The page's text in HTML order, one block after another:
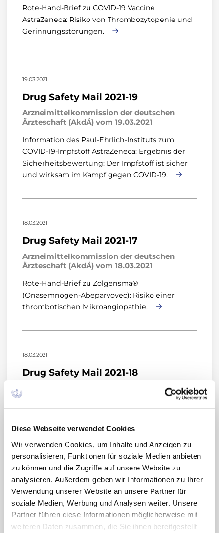
Diese Webseite verwendet Cookies
Wir verwenden Cookies, um Inhalte und Anzeigen zu
personalisieren, Funktionen für soziale Medien anbieten
zu können und die Zugriffe auf unsere Website zu
analysieren. Außerdem geben wir Informationen zu Ihrer
Verwendung unserer Website an unsere Partner für
soziale Medien, Werbung und Analysen weiter. Unsere
Partner führen diese Informationen möglicherweise mit
weiteren Daten zusammen, die Sie ihnen bereitgestellt
Rote-Hand-Brief zu COVID-19 Vaccine
AstraZeneca: Risiko von Thrombozytopenie und
Gerinnungsstörungen.
19.03.2021
Drug Safety Mail 2021-19
Arzneimittelkommission der deutschen
Ärzteschaft (AkdÄ) vom 19.03.2021
Information des Paul-Ehrlich-Instituts zum
COVID-19-Impfstoff AstraZeneca: Ergebnis der
Sicherheitsbewertung: Der Impfstoff ist sicher
und wirksam im Kampf gegen COVID-19.
18.03.2021
Drug Safety Mail 2021-17
Arzneimittelkommission der deutschen
Ärzteschaft (AkdÄ) vom 18.03.2021
Rote-Hand-Brief zu Zolgensma®
(Onasemnogen-Abeparvovec): Risiko einer
thrombotischen Mikroangiopathie.
18.03.2021
Drug Safety Mail 2021-18
Arzneimittelkommission der deutschen
lymphatischer T-Zell-Leukämie nach
Drug Safety Mail 2021-16
Arzneimittelkommission der deutschen
Ärzteschaft (AkdÄ) vom 15.03.2021